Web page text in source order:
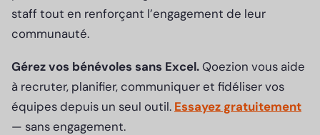
staff tout en renforçant l’engagement de leur
communauté.
Gérez vos bénévoles sans Excel.Qoezion vous aide
à recruter, planifier, communiquer et fidéliser vos
équipes depuis un seul outil. Essayez gratuitement
— sans engagement.